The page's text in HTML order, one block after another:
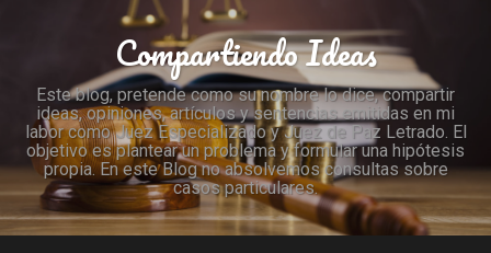
Compartiendo Ideas
Este blog, pretende como su nombre lo dice, compartir
ideas, opiniones, artículos y sentencias emitidas en mi
labor como Juez Especializado y Juez de Paz Letrado. El
objetivo es plantear un problema y formular una hipótesis
propia. En este Blog no absolvemos consultas sobre
casos particulares.